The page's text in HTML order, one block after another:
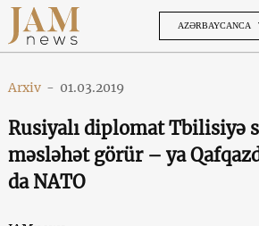
AZƏRBAYCANCA
Arxiv - 01.03.2019
Rusiyalı diplomat Tbilisiyə
məsləhət görür – ya
da NATO